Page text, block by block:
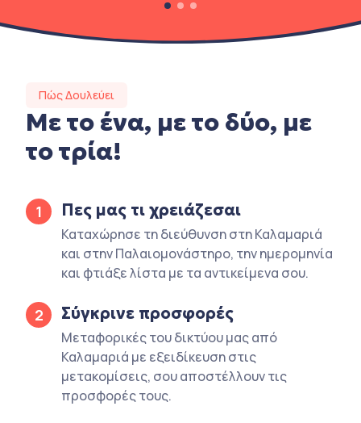
Πώς Δουλεύει
Με το ένα, με το δύο, με
το τρία!
1 Πες μας τι χρειάζεσαι
Καταχώρησε τη διεύθυνση στη Καλαμαριά
και στην Παλαιομονάστηρο, την ημερομηνία
και φτιάξε λίστα με τα αντικείμενα σου.
2 Σύγκρινε προσφορές
Μεταφορικές του δικτύου μας από
Καλαμαριά με εξειδίκευση στις
μετακομίσεις, σου αποστέλλουν τις
προσφορές τους.